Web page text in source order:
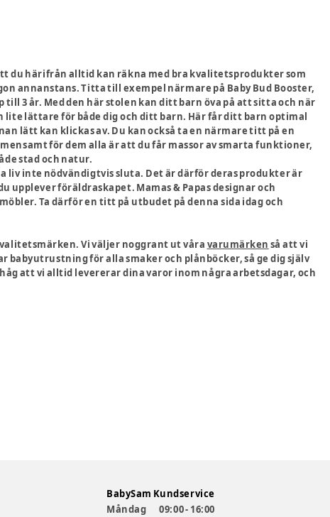
du härifrån alltid kan räkna med bra kvalitetsprodukter som
annanstans. Titta till exempel närmare på Baby Bud Booster,
3 år. Med den här stolen kan ditt barn öva på att sitta och när
lite lättare för både dig och ditt barn. Här får ditt barn optimal
lätt kan klickas av. Du kan också ta en närmare titt på en
för dem alla är att du får massor av smarta funktioner,
stad och natur.
liv inte nödvändigtvis sluta. Det är därför deras produkter är
föräldraskapet. Mamas & Papas designar och
Ta därför en titt på utbudet på denna sida idag och
Vi väljer noggrant ut våra varumärken så att vi
babyutrustning för alla smaker och plånböcker, så ge dig själv
att vi alltid levererar dina varor inom några arbetsdagar, och
BabySam Kundservice
Måndag
09:00 - 16:00